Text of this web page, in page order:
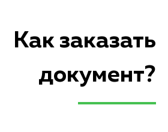
Как заказать
документ?